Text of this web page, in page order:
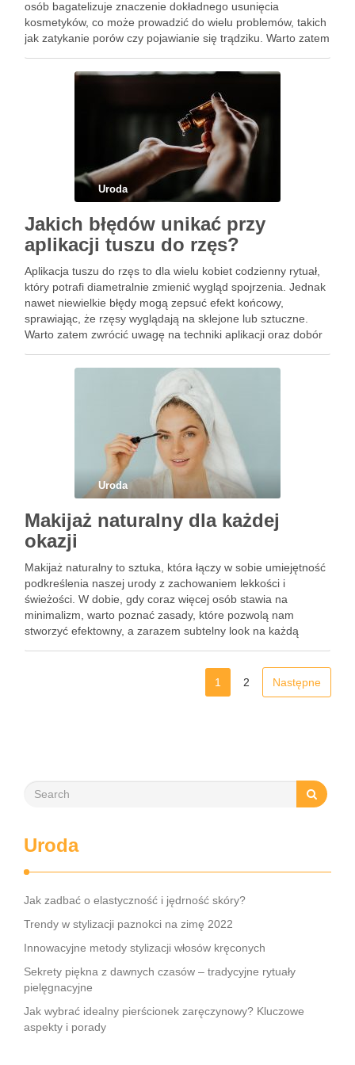
osób bagatelizuje znaczenie dokładnego usunięcia
kosmetyków, co może prowadzić do wielu problemów, takich
jak zatykanie porów czy pojawianie się trądziku. Warto zatem
produkty …
Uroda
Jakich błędów unikać przy
aplikacji tuszu do rzęs?
Aplikacja tuszu do rzęs to dla wielu kobiet codzienny rytuał,
który potrafi diametralnie zmienić wygląd spojrzenia. Jednak
nawet niewielkie błędy mogą zepsuć efekt końcowy,
sprawiając, że rzęsy wyglądają na sklejone lub sztuczne.
Warto zatem zwrócić uwagę na techniki aplikacji oraz dobór
Odkryj, jak uniknąć …
Uroda
Makijaż naturalny dla każdej
okazji
Makijaż naturalny to sztuka, która łączy w sobie umiejętność
podkreślenia naszej urody z zachowaniem lekkości i
świeżości. W dobie, gdy coraz więcej osób stawia na
minimalizm, warto poznać zasady, które pozwolą nam
stworzyć efektowny, a zarazem subtelny look na każdą
1
2 Następne
Uroda
Jak zadbać o elastyczność i jędrność skóry?
Trendy w stylizacji paznokci na zimę 2022
Innowacyjne metody stylizacji włosów kręconych
Sekrety piękna z dawnych czasów – tradycyjne rytuały
pielęgnacyjne
Jak wybrać idealny pierścionek zaręczynowy? Kluczowe
aspekty i porady